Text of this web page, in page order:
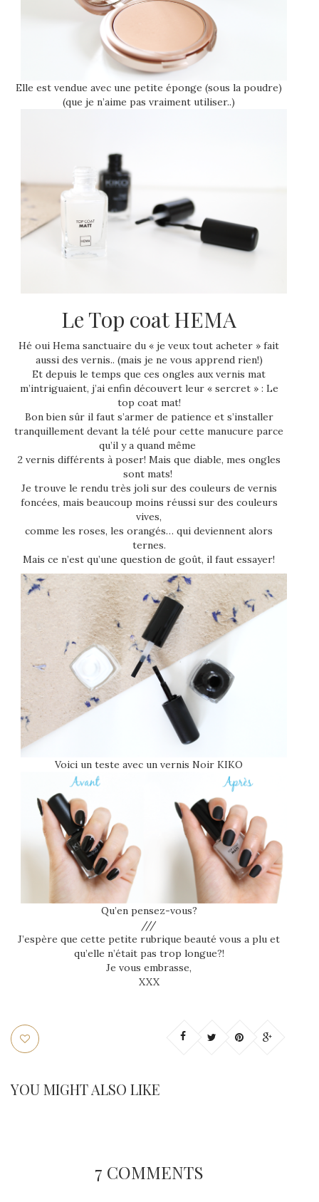
Elle est vendue avec une petite éponge (sous la poudre)
(que je n’aime pas vraiment utiliser..)
Le Top coat HEMA
Hé oui Hema sanctuaire du « je veux tout acheter » fait
aussi des vernis.. (mais je ne vous apprend rien!)
Et depuis le temps que ces ongles aux vernis mat
m’intriguaient, j’ai enfin découvert leur « sercret » : Le
top coat mat!
Bon bien sûr il faut s’armer de patience et s’installer
tranquillement devant la télé pour cette manucure parce
qu’il y a quand même
2 vernis différents à poser! Mais que diable, mes ongles
sont mats!
Je trouve le rendu très joli sur des couleurs de vernis
foncées, mais beaucoup moins réussi sur des couleurs
vives,
comme les roses, les orangés… qui deviennent alors
ternes.
Mais ce n’est qu’une question de goût, il faut essayer!
Voici un teste avec un vernis Noir KIKO
Qu’en pensez-vous?
///
J’espère que cette petite rubrique beauté vous a plu et
qu’elle n’était pas trop longue?!
Je vous embrasse,
XXX
YOU MIGHT ALSO LIKE
7 COMMENTS